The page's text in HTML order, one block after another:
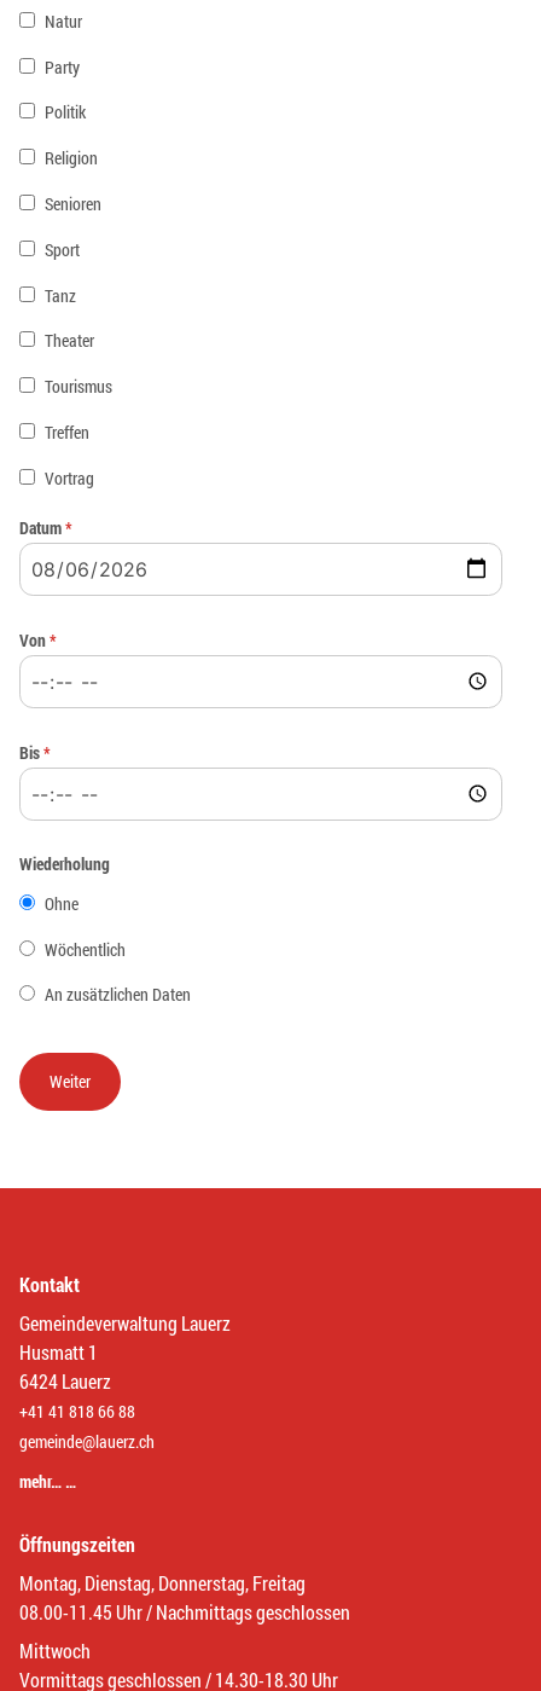
Natur
Party
Politik
Religion
Senioren
Sport
Tanz
Theater
Tourismus
Treffen
Vortrag
Datum*
Von*
Bis*
Wiederholung
Ohne
Wöchentlich
An zusätzlichen Daten
Kontakt
Gemeindeverwaltung Lauerz
Husmatt 1
6424 Lauerz
+41 41 818 66 88
gemeinde@lauerz.ch
mehr… …
Öffnungszeiten
Montag, Dienstag, Donnerstag, Freitag
08.00-11.45 Uhr / Nachmittags geschlossen
Mittwoch
Vormittags geschlossen / 14.30-18.30 Uhr